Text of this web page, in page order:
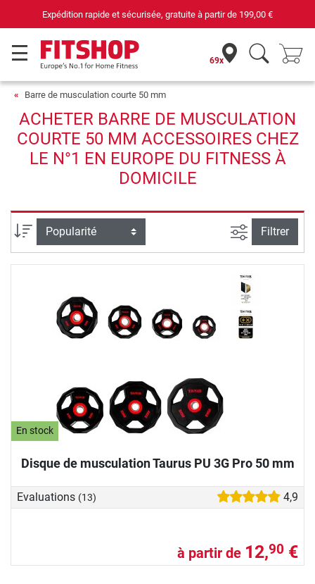
Expédition rapide et sécurisée, gratuite à partir de 199,00 €
69x
Barre de musculation courte 50 mm
ACHETER BARRE DE MUSCULATION
COURTE 50 MM ACCESSOIRES CHEZ
LE N°1 EN EUROPE DU FITNESS À
DOMICILE
Trier par Filtrer la
Filtrer
En stock
Disque de musculation Taurus PU 3G Pro 50 mm
Evaluations (13) 4,9
à partir de 12,90 €